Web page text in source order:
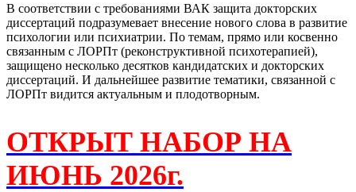
В соответствии с требованиями ВАК защита докторских
диссертаций подразумевает внесение нового слова в развитие
психологии или психиатрии. По темам, прямо или косвенно
связанным с ЛОРПт (реконструктивной психотерапией),
защищено несколько десятков кандидатских и докторских
диссертаций. И дальнейшее развитие тематики, связанной с
ЛОРПт видится актуальным и плодотворным.
ОТКРЫТ НАБОР НА
ИЮНЬ 2026г.